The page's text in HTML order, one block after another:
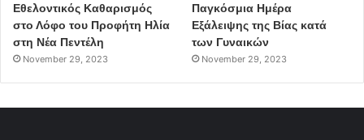
Εθελοντικός Καθαρισμός
στο Λόφο του Προφήτη Ηλία
στη Νέα Πεντέλη
November 29, 2023
Παγκόσμια Ημέρα
Εξάλειψης της Βίας κατά
των Γυναικών
November 29, 2023